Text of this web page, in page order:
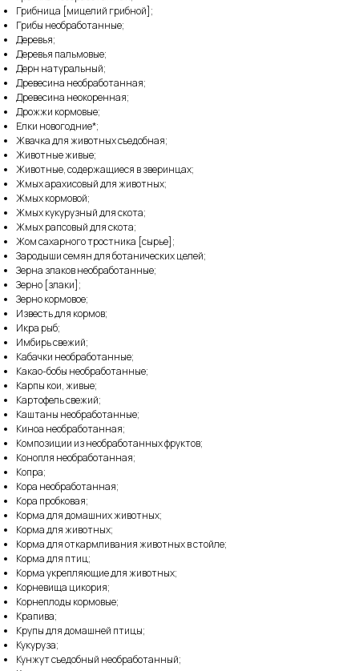
Грибница [мицелий грибной];
Грибы необработанные;
Деревья;
Деревья пальмовые;
Дерн натуральный;
Древесина необработанная;
Древесина неокоренная;
Дрожжи кормовые;
Елки новогодние*;
Жвачка для животных съедобная;
Животные живые;
Животные, содержащиеся в зверинцах;
Жмых арахисовый для животных;
Жмых кормовой;
Жмых кукурузный для скота;
Жмых рапсовый для скота;
Жом сахарного тростника [сырье];
Зародыши семян для ботанических целей;
Зерна злаков необработанные;
Зерно [злаки];
Зерно кормовое;
Известь для кормов;
Икра рыб;
Имбирь свежий;
Кабачки необработанные;
Какао-бобы необработанные;
Карпы кои, живые;
Картофель свежий;
Каштаны необработанные;
Киноа необработанная;
Композиции из необработанных фруктов;
Конопля необработанная;
Копра;
Кора необработанная;
Кора пробковая;
Корма для домашних животных;
Корма для животных;
Корма для откармливания животных в стойле;
Корма для птиц;
Корма укрепляющие для животных;
Корневища цикория;
Корнеплоды кормовые;
Крапива;
Крупы для домашней птицы;
Кукуруза;
Кунжут съедобный необработанный;